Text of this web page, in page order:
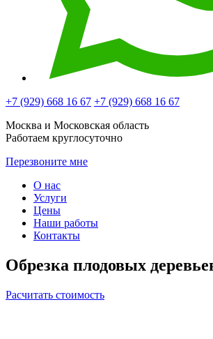
+7 (929) 668 16 67 +7 (929) 668 16 67
Москва и Московская область
Работаем круглосуточно
Перезвоните мне
О нас
Услуги
Цены
Наши работы
Контакты
Обрезка плодовых
Расчитать стоимость